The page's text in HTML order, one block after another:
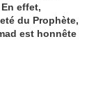
effet,
du Prophète,
est honnête